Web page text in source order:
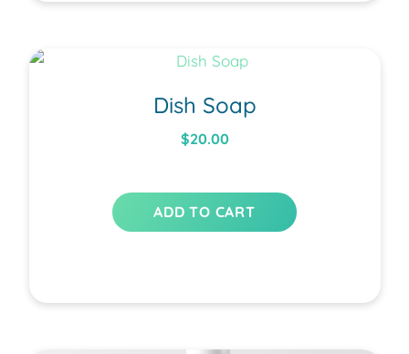
Dish Soap
$20.00
ADD TO CART